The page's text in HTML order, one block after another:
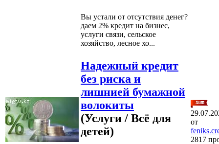
Вы устали от отсутствия денег?
даем 2% кредит на бизнес,
услуги связи, сельское
хозяйство, лесное хо...
Надежный кредит
без риска и
лишнией бумажной
волокиты
(Услуги / Всё для
детей)
от
2817